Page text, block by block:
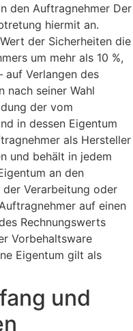
den Auftragnehmer Der
hiermit an.
der Sicherheiten die
um mehr als 10 %,
auf Verlangen des
nach seiner Wahl
der vom
in dessen Eigentum
als Hersteller
und behält in jedem
an den
der Verarbeitung oder
auf einen
Rechnungswerts
Vorbehaltsware
Eigentum gilt als
und